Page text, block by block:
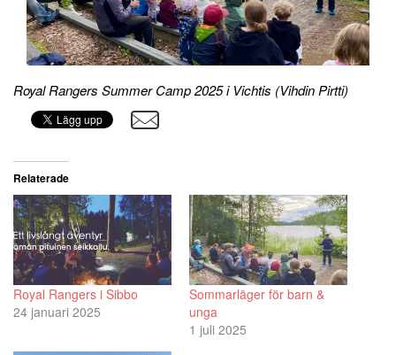
Royal Rangers Summer Camp 2025 i Vichtis (Vihdin Pirtti)
Relaterade
Royal Rangers i Sibbo
24 januari 2025
Sommarläger för barn &
unga
1 juli 2025